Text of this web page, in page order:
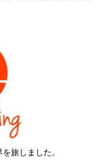
旅しました。